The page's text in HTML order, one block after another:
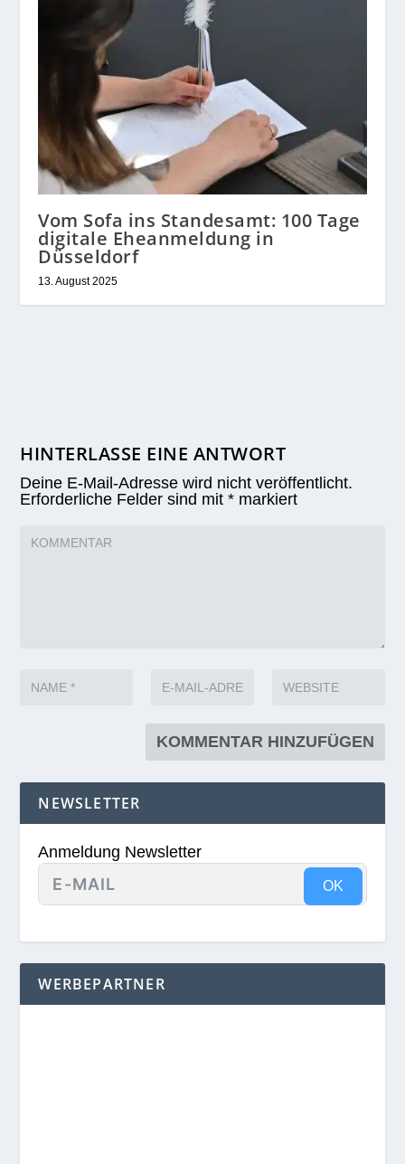
Vom Sofa ins Standesamt: 100 Tage
digitale Eheanmeldung in
Düsseldorf
13. August 2025
HINTERLASSE EINE ANTWORT
Deine E-Mail-Adresse wird nicht veröffentlicht.
Erforderliche Felder sind mit* markiert
NEWSLETTER
Anmeldung Newsletter
OK
WERBEPARTNER